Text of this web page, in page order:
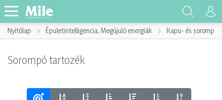
Nyitólap Épületintelligencia, Megújuló energiák Kapu- és
Sorompó tartozék